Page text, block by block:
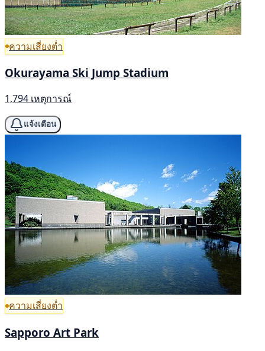
ความเสี่ยงต่ำ
Okurayama Ski Jump Stadium
1,794 เหตุการณ์
แจ้งเตือน
ความเสี่ยงต่ำ
Sapporo Art Park